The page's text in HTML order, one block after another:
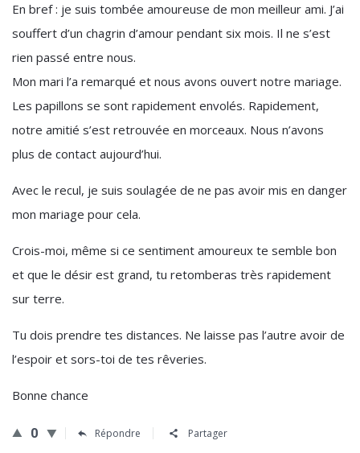
En bref : je suis tombée amoureuse de mon meilleur ami. J’ai
souffert d’un chagrin d’amour pendant six mois. Il ne s’est
rien passé entre nous.
Mon mari l’a remarqué et nous avons ouvert notre mariage.
Les papillons se sont rapidement envolés. Rapidement,
notre amitié s’est retrouvée en morceaux. Nous n’avons
plus de contact aujourd’hui.
Avec le recul, je suis soulagée de ne pas avoir mis en danger
mon mariage pour cela.
Crois-moi, même si ce sentiment amoureux te semble bon
et que le désir est grand, tu retomberas très rapidement
sur terre.
Tu dois prendre tes distances. Ne laisse pas l’autre avoir de
l’espoir et sors-toi de tes rêveries.
Bonne chance
0 Répondre Partager